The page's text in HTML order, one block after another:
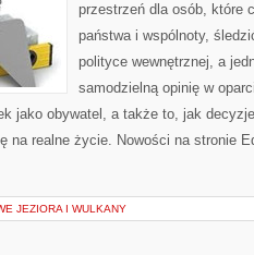
przestrzeń dla osób, które
państwa i wspólnoty,
polityce wewnętrznej, a
samodzielną opinię w
jako obywatel, a także to, jak
na realne życie. Nowości na stronie
JEZIORA I WULKANY